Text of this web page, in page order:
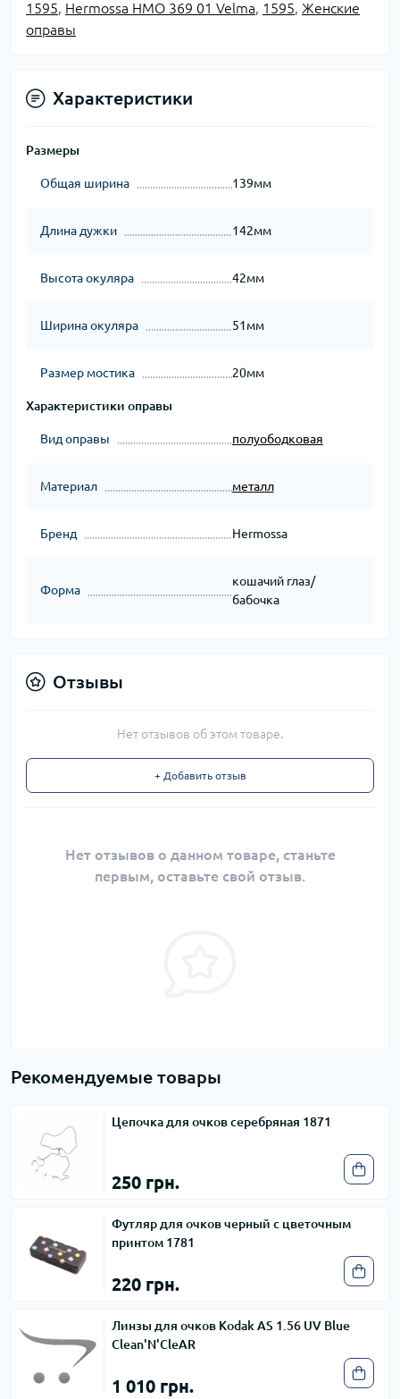
1595 Hermossa HMO 369 01 Velma 1595 Женские
оправы
Характеристики
Размеры
Общая ширина 139мм
Длина дужки 142мм
Высота окуляра 42мм
Ширина окуляра 51мм
Размер мостика 20мм
Характеристики оправы
Вид оправы полуободковая
Материал металл
Бренд Hermossa
Форма
кошачий глаз/
бабочка
Отзывы
Нет отзывов об этом товаре.
+ Добавить отзыв
Нет отзывов о данном товаре, станьте
первым, оставьте свой отзыв.
Рекомендуемые товары
Цепочка для очков серебряная 1871
250 грн.
Футляр для очков черный с цветочным
принтом 1781
220 грн.
Линзы для очков Kodak AS 1.56 UV Blue
Clean'N'CleAR
1 010 грн.